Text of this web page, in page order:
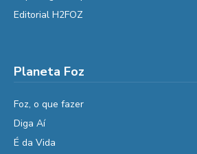
Editorial H2FOZ
Planeta Foz
Foz, o que fazer
Diga Aí
É da Vida